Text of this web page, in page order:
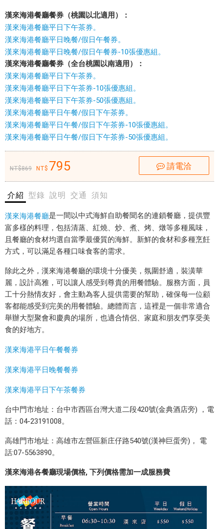
網
港
餐
廳
是
一
家
以
中
式
海
鮮
聞
的
連
鎖
餐
廳
該
餐
廳
其
高
品
的
材
多
風
味
海
鮮
漢來海港餐廳餐券（桃園以北適用）：
漢來海港餐廳平日下午茶券。
漢來海港餐廳平日晚餐/假日午餐券。
漢來海港餐廳平日晚餐/假日午餐券-10張優惠組。
漢來海港餐廳餐券（全台桃園以南適用）：
漢來海港餐廳平日下午茶券。
漢來海港餐廳平日下午茶券-10張優惠組。
漢來海港餐廳平日下午茶券-50張優惠組。
漢來海港餐廳平日午餐/假日下午茶券。
漢來海港餐廳平日午餐/假日下午茶券-10張優惠組。
漢來海港餐廳平日午餐/假日下午茶券-50張優惠組。
869 795 請電洽
介紹 型錄 說明 交通 須知
漢來海港餐廳是一間以中式海鮮自助餐聞名的連鎖餐廳， 提供豐
富多樣的料理，包括清蒸、紅燒、炒、煮、烤、燉等多種風味，
且餐廳的食材均選自當季最優質的海鮮。新鮮的食材和多種烹飪
方式，可以滿足各種口味食客的需求。
除此之外，漢來海港餐廳的環境十分優美，氛圍舒適，裝潢華
麗，設計高雅，可以讓人感受到尊貴的用餐體驗。服務方面，員
工十分熱情友好，會主動為客人提供需要的幫助，確保每一位顧
客都能感受到完美的用餐體驗。總體而言，這裡是一個非常適合
舉辦大型聚會和慶典的場所，也適合情侶、家庭和朋友們享受美
食的好地方。
漢來海港平日午餐餐券
漢來海港平日晚餐餐券
漢來海港平日下午茶餐券
台中門市地址： 台中市西區台灣大道二段420號(金典酒店旁) ，電
話 ： 04-23191008。
高雄門市地址 ： 高雄市左營區新庄仔路540號(漢神巨蛋旁)， 電
話:07-5563890。
漢來海港各餐廳現場價格, 下列價格需加一成服務費